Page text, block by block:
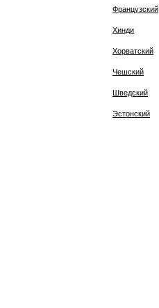
Французский
Хинди
Хорватский
Чешский
Шведский
Эстонский